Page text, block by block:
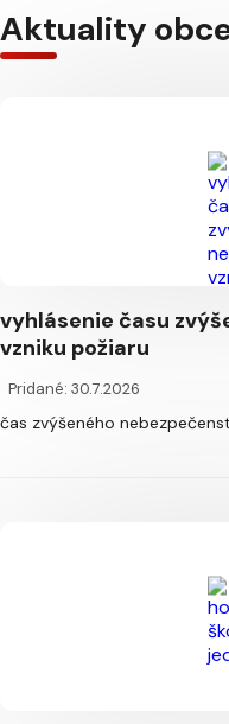
Aktuality
vyhlásenie času
vzniku požiaru
Pridané: 30.7.2026
čas zvýšeného